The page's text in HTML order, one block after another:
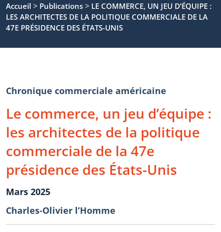
Accueil > Publications > LE COMMERCE, UN JEU D’ÉQUIPE :
LES ARCHITECTES DE LA POLITIQUE COMMERCIALE DE LA
47E PRÉSIDENCE DES ÉTATS-UNIS
Chronique commerciale américaine
Le commerce, un jeu d’équipe :
les architectes de la politique
commerciale de la 47e
présidence des États-Unis
Mars 2025
Charles-Olivier l’Homme